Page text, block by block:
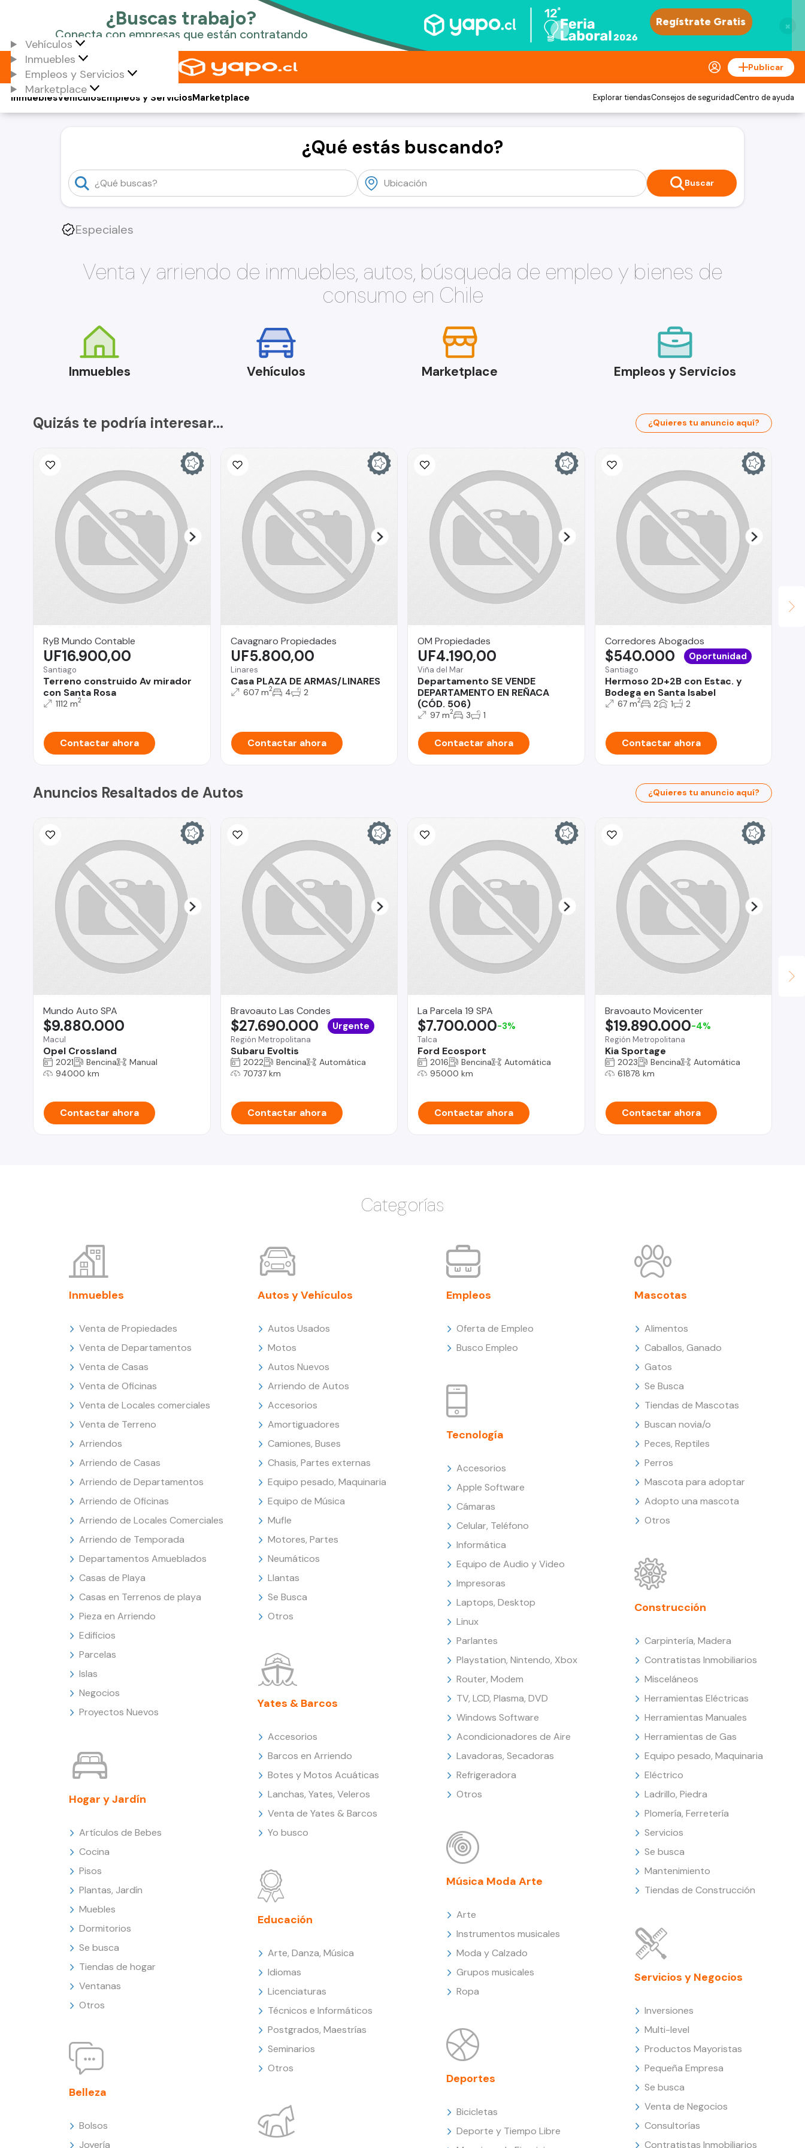
×
Vehículos
Inmuebles
Empleos y Servicios
Marketplace
Publicar
Vehículos
Inmuebles Empleos y ServiciosMarketplace Explorar tiendasConsejos de seguridadCentro de ayuda
¿Qué estás buscando?
Buscar
Especiales
Venta y arriendo de inmuebles, autos, búsqueda de empleo y bienes de
consumo en Chile
Inmuebles Vehículos Marketplace Empleos y Servicios
Quizás te podría interesar... ¿Quieres tu anuncio aquí?
RyB Mundo Contable
Santiago
Terreno construido Av mirador
con Santa Rosa
UF16.900,00
1112 m2
Contactar ahora
Cavagnaro Propiedades
Linares
Casa PLAZA DE ARMAS/LINARES
UF5.800,00
607 m2 4 2
Contactar ahora
OM Propiedades
Viña del Mar
Departamento SE VENDE
DEPARTAMENTO EN REÑACA
(CÓD. 506)
UF4.190,00
97 m2 3 1
Contactar ahora
Corredores Abogados
Santiago
Hermoso 2D+2B con Estac. y
Bodega en Santa Isabel
$540.000 Oportunidad
67 m2 2 1 2
Contactar ahora
Anuncios Resaltados de Autos ¿Quieres tu anuncio aquí?
Mundo Auto SPA
Macul
Opel Crossland
$9.880.000
2021 Bencina
Manual
94000 km
Contactar ahora
Bravoauto Las Condes
Región Metropolitana
Subaru Evoltis
$27.690.000 Urgente
2022 Bencina
Automática
70737 km
Contactar ahora
La Parcela 19 SPA
Talca
Ford Ecosport
$7.700.000-3%
2016 Bencina
Automática
95000 km
Contactar ahora
Bravoauto Movicenter
Región Metropolitana
Kia Sportage
$19.890.000-4%
2023 Bencina
Automática
61878 km
Contactar ahora
Categorías
Inmuebles
Venta de Propiedades
Venta de Departamentos
Venta de Casas
Venta de Oficinas
Venta de Locales comerciales
Venta de Terreno
Arriendos
Arriendo de Casas
Arriendo de Departamentos
Arriendo de Oficinas
Arriendo de Locales Comerciales
Arriendo de Temporada
Departamentos Amueblados
Casas de Playa
Casas en Terrenos de playa
Pieza en Arriendo
Edificios
Parcelas
Islas
Negocios
Proyectos Nuevos
Hogar y Jardín
Artículos de Bebes
Cocina
Pisos
Plantas, Jardín
Muebles
Dormitorios
Se busca
Tiendas de hogar
Ventanas
Otros
Belleza
Bolsos
Joyería
Autos y Vehículos
Autos Usados
Motos
Autos Nuevos
Arriendo de Autos
Accesorios
Amortiguadores
Camiones, Buses
Chasis, Partes externas
Equipo pesado, Maquinaria
Equipo de Música
Mufle
Motores, Partes
Neumáticos
Llantas
Se Busca
Otros
Yates & Barcos
Accesorios
Barcos en Arriendo
Botes y Motos Acuáticas
Lanchas, Yates, Veleros
Venta de Yates & Barcos
Yo busco
Educación
Arte, Danza, Música
Idiomas
Licenciaturas
Técnicos e Informáticos
Postgrados, Maestrías
Seminarios
Otros
Empleos
Oferta de Empleo
Busco Empleo
Tecnología
Accesorios
Apple Software
Cámaras
Celular, Teléfono
Informática
Equipo de Audio y Video
Impresoras
Laptops, Desktop
Linux
Parlantes
Playstation, Nintendo, Xbox
Router, Modem
TV, LCD, Plasma, DVD
Windows Software
Acondicionadores de Aire
Lavadoras, Secadoras
Refrigeradora
Otros
Música Moda Arte
Arte
Instrumentos musicales
Moda y Calzado
Grupos musicales
Ropa
Deportes
Bicicletas
Deporte y Tiempo Libre
Mascotas
Alimentos
Caballos, Ganado
Gatos
Se Busca
Tiendas de Mascotas
Buscan novia/o
Peces, Reptiles
Perros
Mascota para adoptar
Adopto una mascota
Otros
Construcción
Carpintería, Madera
Contratistas Inmobiliarios
Misceláneos
Herramientas Eléctricas
Herramientas Manuales
Herramientas de Gas
Equipo pesado, Maquinaria
Eléctrico
Ladrillo, Piedra
Plomería, Ferretería
Servicios
Se busca
Mantenimiento
Tiendas de Construcción
Servicios y Negocios
Inversiones
Multi-level
Productos Mayoristas
Pequeña Empresa
Se busca
Venta de Negocios
Consultorías
Contratistas Inmobiliarios